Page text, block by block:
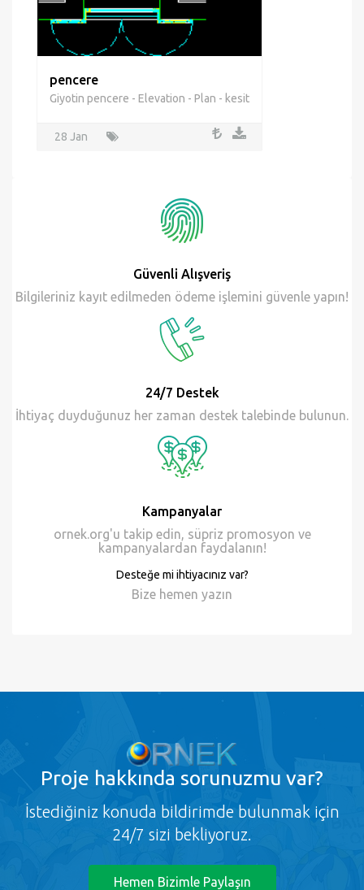
pencere
Giyotin pencere - Elevation - Plan - kesit
28 Jan
Güvenli Alışveriş
Bilgileriniz kayıt edilmeden ödeme işlemini güvenle yapın!
24/7 Destek
İhtiyaç duyduğunuz her zaman destek talebinde bulunun.
Kampanyalar
ornek.org'u takip edin, süpriz promosyon ve
kampanyalardan faydalanın!
Desteğe mi ihtiyacınız var?
Bize hemen yazın
Proje hakkında sorunuzmu var?
İstediğiniz konuda bildirimde bulunmak için
24/7 sizi bekliyoruz.
Hemen Bizimle Paylaşın